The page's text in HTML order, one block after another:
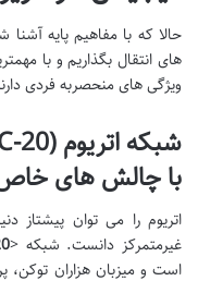
حالا که با مفاهیم پایه
های انتقال بگذاریم و با
ویژگی های منحصربه فردی
با چالش های
اتریوم را می توان پیشتاز
غیرمتمرکز دانست. شبکه <